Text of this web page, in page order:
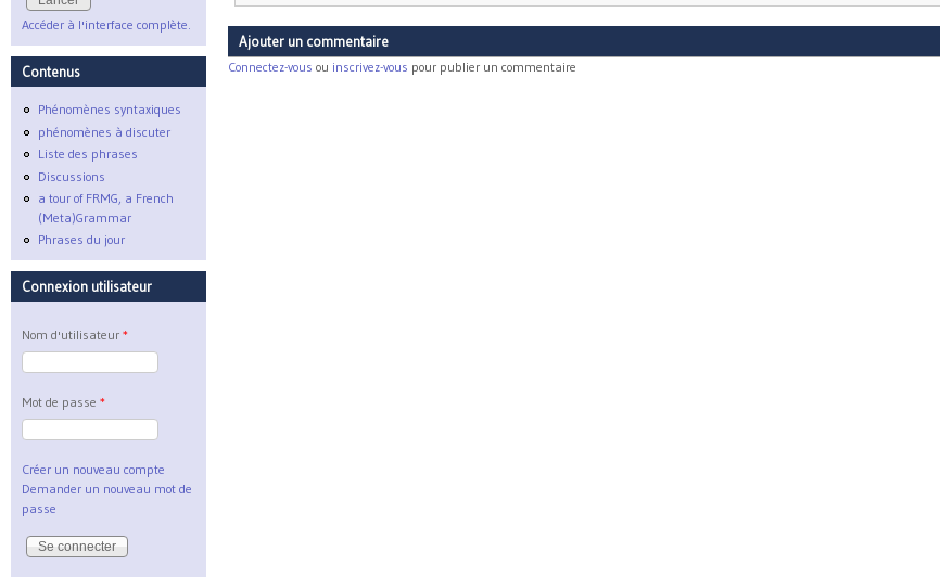
Ajouter un commentaire
Connectez-vous ou inscrivez-vous pour publier un commentaire
Accéder à l'interface complète.
Contenus
Phénomènes syntaxiques
phénomènes à discuter
Liste des phrases
Discussions
a tour of FRMG, a French
(Meta)Grammar
Phrases du jour
Connexion utilisateur
Nom d'utilisateur *
Mot de passe *
Créer un nouveau compte
Demander un nouveau mot de
passe